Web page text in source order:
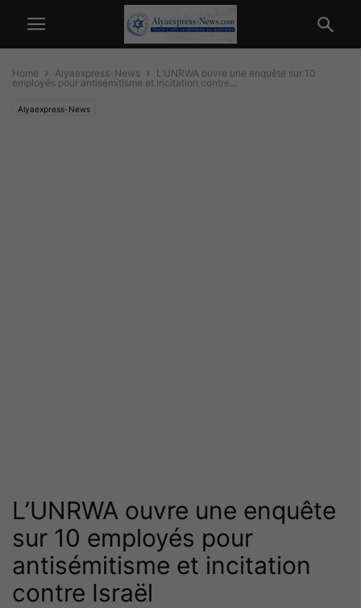
Home Alyaexpress-News
L’UNRWA ouvre une enquête sur 10
employés pour antisémitisme et incitation contre...
Alyaexpress-News
L’UNRWA ouvre une enquête
sur 10 employés pour
antisémitisme et incitation
contre Israël